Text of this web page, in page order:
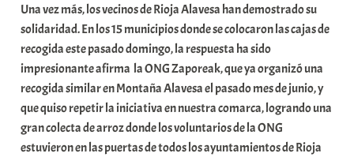
a
r
E
r
r
i
o
x
Una vez más, los vecinos de Rioja Alavesa han demostrado su
solidaridad. En los 15 municipios donde se colocaron las cajas de
recogida este pasado domingo, la respuesta ha sido
impresionante afirma la ONG Zaporeak, que ya organizó una
recogida similar en Montaña Alavesa el pasado mes de junio, y
que quiso repetir la iniciativa en nuestra comarca, logrando una
gran colecta de arroz donde los voluntarios de la ONG
estuvieron en las puertas de todos los ayuntamientos de Rioja